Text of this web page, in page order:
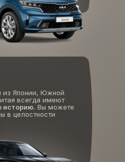
из Японии, Южной
всегда имеют
историю. Вы можете
в целостности